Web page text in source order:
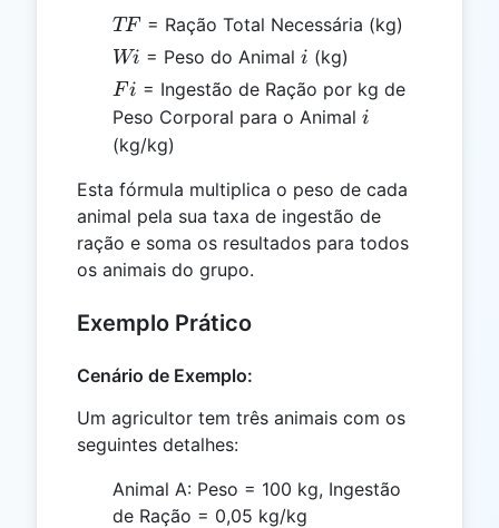
TF
TF = Ração Total Necessária (kg)
Wi
Wi = Peso do Animal i
i (kg)
Fi
F i = Ingestão de Ração por kg de
Peso Corporal para o Animal i
i
(kg/kg)
Esta fórmula multiplica o peso de cada
animal pela sua taxa de ingestão de
ração e soma os resultados para todos
os animais do grupo.
Exemplo Prático
Cenário de Exemplo:
Um agricultor tem três animais com os
seguintes detalhes:
Animal A: Peso = 100 kg, Ingestão
de Ração = 0,05 kg/kg